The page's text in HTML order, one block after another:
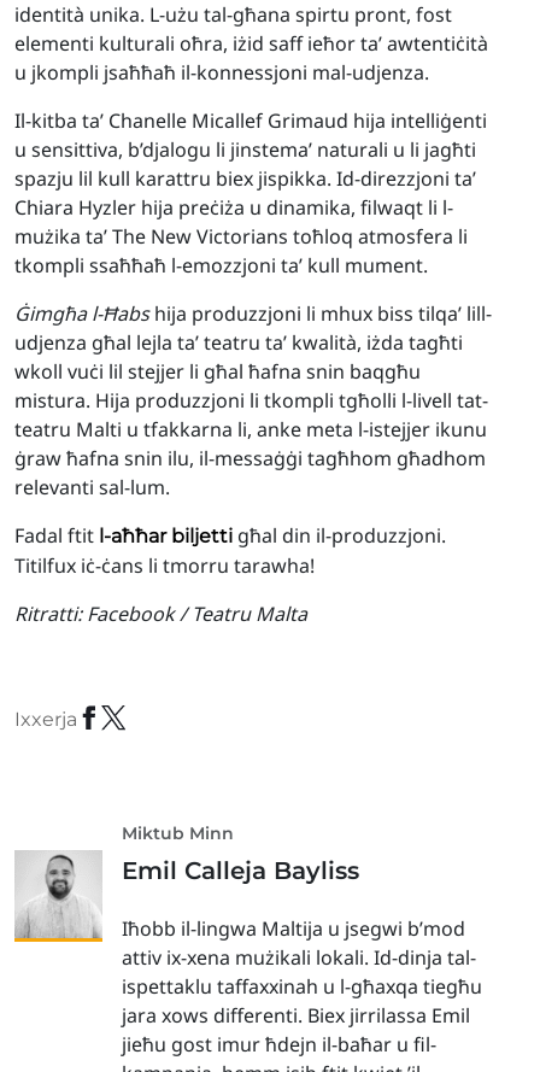
identità unika. L-użu tal-għana spirtu pront, fost
elementi kulturali oħra, iżid saff ieħor ta’ awtentiċità
u jkompli jsaħħaħ il-konnessjoni mal-udjenza.
Il-kitba ta’ Chanelle Micallef Grimaud hija intelliġenti
u sensittiva, b’djalogu li jinstema’ naturali u li jagħti
spazju lil kull karattru biex jispikka. Id-direzzjoni ta’
Chiara Hyzler hija preċiża u dinamika, filwaqt li l-
mużika ta’ The New Victorians toħloq atmosfera li
tkompli ssaħħaħ l-emozzjoni ta’ kull mument.
Ġimgħa l-Ħabshija produzzjoni li mhux biss tilqa’ lill-
udjenza għal lejla ta’ teatru ta’ kwalità, iżda tagħti
wkoll vuċi lil stejjer li għal ħafna snin baqgħu
mistura. Hija produzzjoni li tkompli tgħolli l-livell tat-
teatru Malti u tfakkarna li, anke meta l-istejjer ikunu
ġraw ħafna snin ilu, il-messaġġi tagħhom għadhom
relevanti sal-lum.
Fadal ftit l-aħħar biljetti għal din il-produzzjoni.
Titilfux iċ-ċans li tmorru tarawha!
Ritratti: Facebook / Teatru Malta
Ixxerja
Miktub Minn
Emil Calleja Bayliss
Iħobb il-lingwa Maltija u jsegwi b’mod
attiv ix-xena mużikali lokali. Id-dinja tal-
ispettaklu taffaxxinah u l-għaxqa tiegħu
jara xows differenti. Biex jirrilassa Emil
jieħu gost imur ħdejn il-baħar u fil-